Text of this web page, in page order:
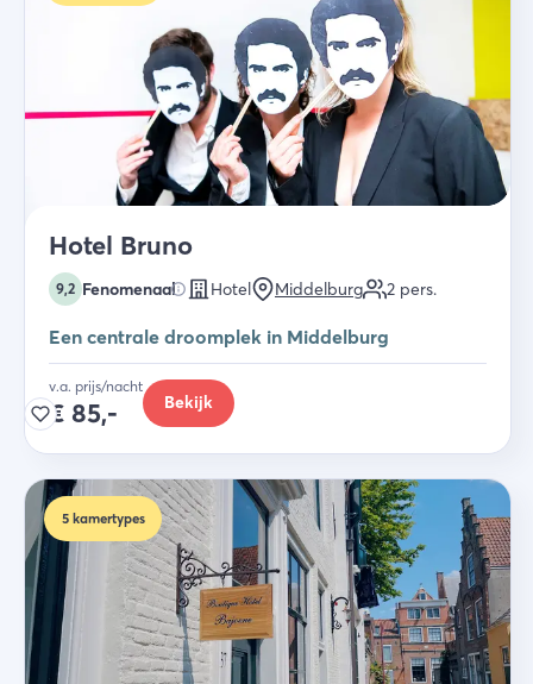
Hotel Bruno
9,2 Fenomenaal Hotel Middelburg 2 pers.
Een centrale droomplek in Middelburg
v.a. prijs/nacht
€ 85,- Bekijk
5 kamertypes